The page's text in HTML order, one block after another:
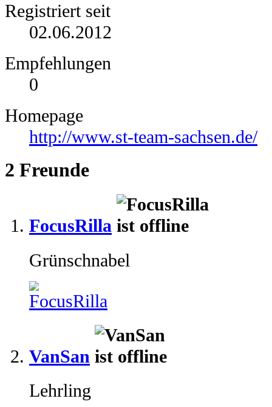
Registriert seit
02.06.2012
Empfehlungen
0
Homepage
http://www.st-team-sachsen.de/
2 Freunde
FocusRilla
Grünschnabel
VanSan
Lehrling